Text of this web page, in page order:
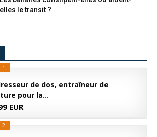
elles le transit ?
1
de dos, entraîneur de
pour la...
EUR
2